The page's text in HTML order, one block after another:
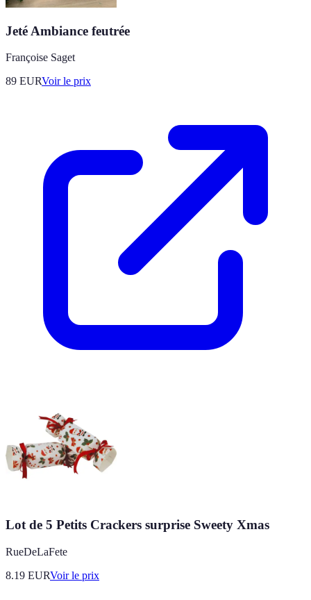
Jeté Ambiance feutrée
Françoise Saget
89 EURVoir le prix
Lot de 5 Petits Crackers surprise Sweety Xmas
RueDeLaFete
8.19 EURVoir le prix